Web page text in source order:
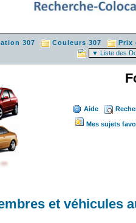
307 Couleurs 307 Prix
Aide
Mes sujets
et véhicules